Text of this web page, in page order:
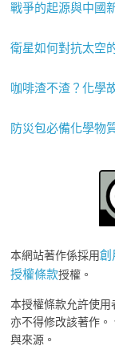
戰爭的起源與中國
衛星如何對抗太空
咖啡渣不渣？化學
防災包必備化學物
本網站著作係採用創
授權條款授權。
本授權條款允許使用
亦不得修改該著作
與來源。